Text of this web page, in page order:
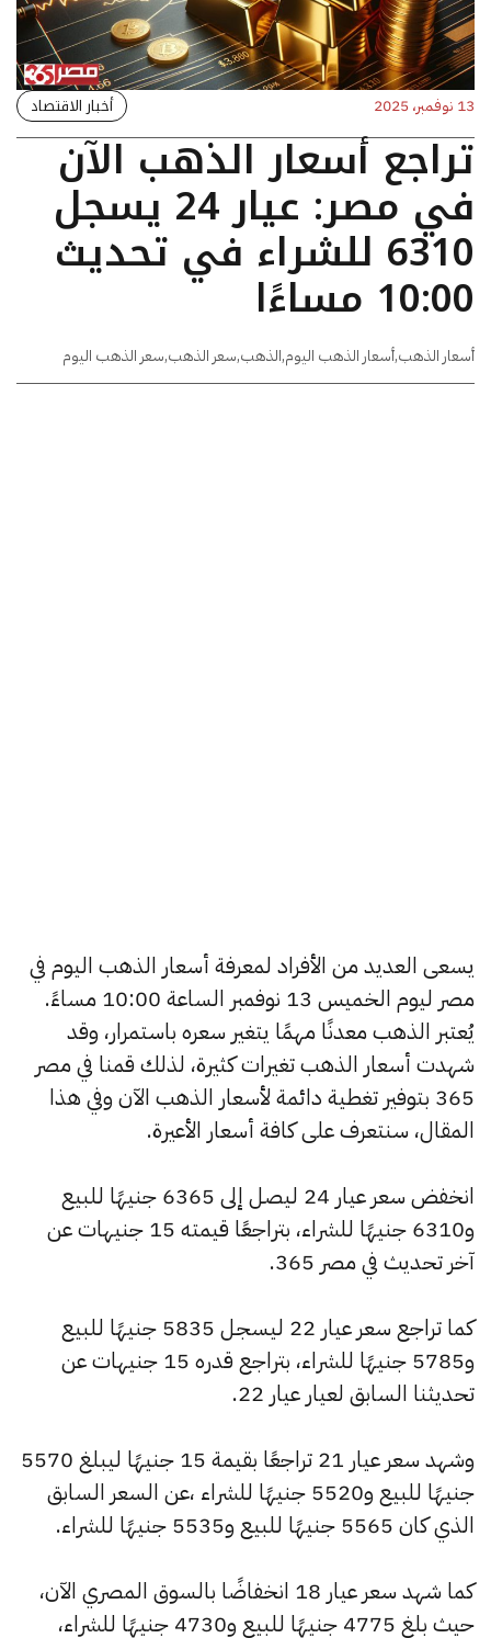
13 نوفمبر، 2025 أخبار الاقتصاد
تراجع أسعار الذهب الآن
في مصر: عيار 24 يسجل
6310 للشراء في تحديث
10:00 مساءًا
أسعار الذهب,أسعار الذهب اليوم,الذهب,سعر الذهب,سعر الذهب اليوم
يسعى العديد من الأفراد لمعرفة أسعار الذهب اليوم في
مصر ليوم الخميس 13 نوفمبر الساعة 10:00 مساءً.
يُعتبر الذهب معدنًا مهمًا يتغير سعره باستمرار، وقد
شهدت أسعار الذهب تغيرات كثيرة، لذلك قمنا في مصر
365 بتوفير تغطية دائمة لأسعار الذهب الآن وفي هذا
المقال، سنتعرف على كافة أسعار الأعيرة.
انخفض سعر عيار 24 ليصل إلى 6365 جنيهًا للبيع
و6310 جنيهًا للشراء، بتراجعًا قيمته 15 جنيهات عن
آخر تحديث في مصر 365.
كما تراجع سعر عيار 22 ليسجل 5835 جنيهًا للبيع
و5785 جنيهًا للشراء، بتراجع قدره 15 جنيهات عن
تحديثنا السابق لعيار عيار 22.
وشهد سعر عيار 21 تراجعًا بقيمة 15 جنيهًا ليبلغ 5570
جنيهًا للبيع و5520 جنيهًا للشراء ،عن السعر السابق
الذي كان 5565 جنيهًا للبيع و5535 جنيهًا للشراء.
كما شهد سعر عيار 18 انخفاضًا بالسوق المصري الآن،
حيث بلغ 4775 جنيهًا للبيع و4730 جنيهًا للشراء،